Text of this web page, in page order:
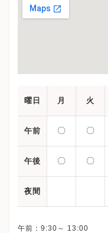
曜日 月 火
午前 〇 〇
午後 〇 〇
夜間
午前：9:30～ 13:00